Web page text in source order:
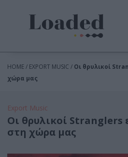
HOME / EXPORT MUSIC / Οι θρυλικοί
χώρα μας
Export Music
Οι θρυλικοί Stranglers
στη χώρα μας